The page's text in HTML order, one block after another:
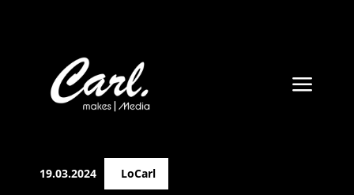
a
19.03.2024 LoCarl